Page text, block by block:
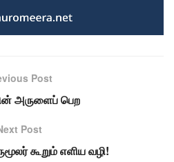
Post
அருளைப் பெற
Post
கூறும் எளிய வழி!